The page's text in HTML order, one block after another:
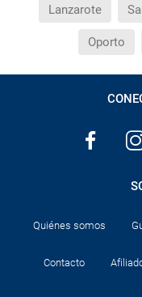
Lanzarote
Oporto
Quiénes somos
Contacto